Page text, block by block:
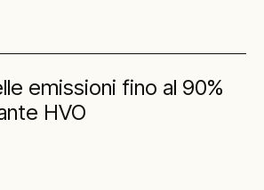
emissioni fino al 90%
HVO